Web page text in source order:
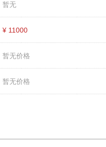
暂无
¥ 11000
暂无价格
暂无价格